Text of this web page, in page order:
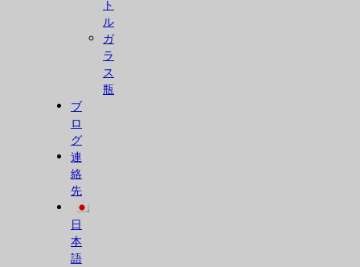
ト
ル
ガ
ラ
ス
瓶
ブ
ロ
グ
連
絡
先
日
本
語